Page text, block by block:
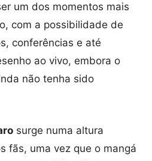
um dos momentos mais
com a possibilidade de
conferências e até
ao vivo, embora o
não tenha sido
surge numa altura
fãs, uma vez que o mangá